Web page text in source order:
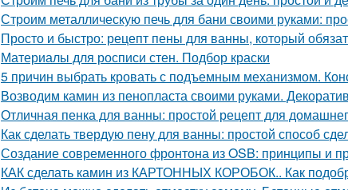
Строим металлическую печь для бани своими руками:
Просто и быстро: рецепт пены для ванны, который
Материалы для росписи стен. Подбор краски
5 причин выбрать кровать с подъемным механизмом.
Возводим камин из пенопласта своими руками.
Отличная пенка для ванны: простой рецепт для
Как сделать твердую пену для ванны: простой способ
Создание современного фронтона из OSB: принципы и
КАК сделать камин из КАРТОННЫХ КОРОБОК.. Как